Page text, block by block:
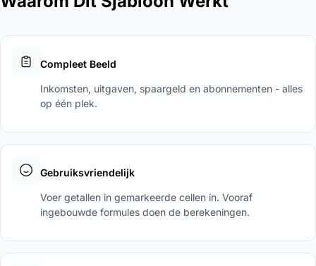
Compleet Beeld
Inkomsten, uitgaven, spaargeld en abonnementen - alles
op één plek.
Gebruiksvriendelijk
Voer getallen in gemarkeerde cellen in. Vooraf
ingebouwde formules doen de berekeningen.